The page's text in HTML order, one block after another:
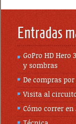
Entradas
GoPro HD Hero
y sombras
De compras por
Visita al
Cómo correr